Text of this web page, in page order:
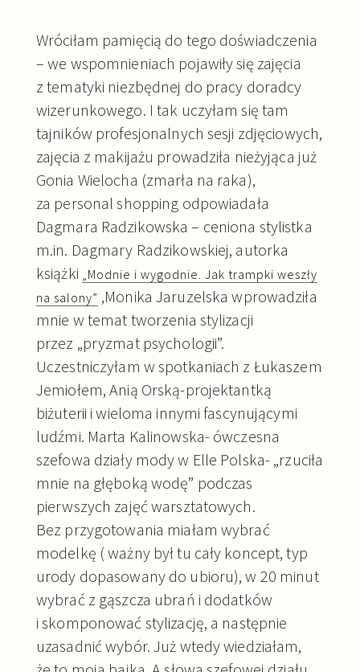
Wróciłam pamięcią do tego doświadczenia
– we wspomnieniach pojawiły się zajęcia
z tematyki niezbędnej do pracy doradcy
wizerunkowego. I tak uczyłam się tam
tajników profesjonalnych sesji zdjęciowych,
zajęcia z makijażu prowadziła nieżyjąca już
Gonia Wielocha (zmarła na raka),
za personal shopping odpowiadała
Dagmara Radzikowska – ceniona stylistka
m.in. Dagmary Radzikowskiej, autorka
książki „Modnie i wygodnie. Jak trampki weszły
na salony” ,Monika Jaruzelska wprowadziła
mnie w temat tworzenia stylizacji
przez „pryzmat psychologii”.
Uczestniczyłam w spotkaniach z Łukaszem
Jemiołem, Anią Orską-projektantką
biżuterii i wieloma innymi fascynującymi
ludźmi. Marta Kalinowska- ówczesna
szefowa działy mody w Elle Polska- „rzuciła
mnie na głęboką wodę” podczas
pierwszych zajęć warsztatowych.
Bez przygotowania miałam wybrać
modelkę ( ważny był tu cały koncept, typ
urody dopasowany do ubioru), w 20 minut
wybrać z gąszcza ubrań i dodatków
i skomponować stylizację, a następnie
uzasadnić wybór. Już wtedy wiedziałam,